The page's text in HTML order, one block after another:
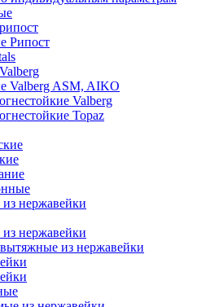
Рипост
Valberg ASM, AIKO
Valberg
Topaz
нержавейки
нержавейки
из нержавейки